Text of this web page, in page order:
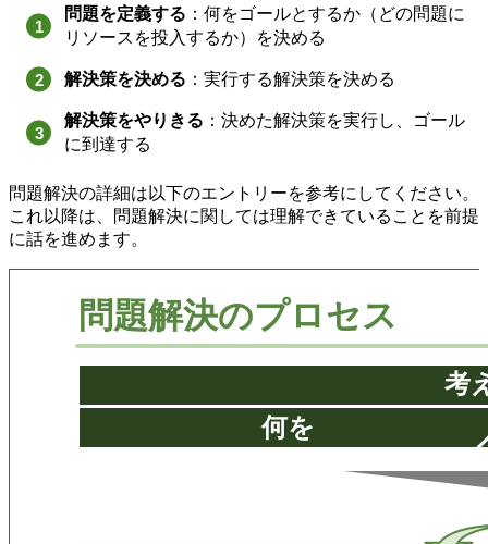
問題を定義する ：何をゴールとするか（どの問題に
リソースを投入するか）を決める
解決策を決める ：実行する解決策を決める
解決策をやりきる ：決めた解決策を実行し、ゴール
に到達する
問題解決の詳細は以下のエントリーを参考にしてください。
これ以降は、問題解決に関しては理解できていることを前提
に話を進めます。